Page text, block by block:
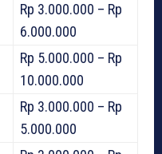
Rp 3.000.000 – Rp
6.000.000
Rp 5.000.000 – Rp
10.000.000
Rp 3.000.000 – Rp
5.000.000